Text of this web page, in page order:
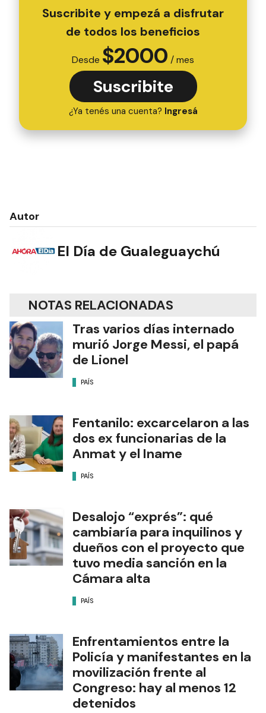
Suscribite y empezá a disfrutar
de todos los beneficios
Desde $2000 / mes
Suscribite
¿Ya tenés una cuenta? Ingresá
Autor
El Día de Gualeguaychú
NOTAS RELACIONADAS
Tras varios días internado
murió Jorge Messi, el papá
de Lionel
PAÍS
Fentanilo: excarcelaron a las
dos ex funcionarias de la
Anmat y el Iname
PAÍS
Desalojo “exprés”: qué
cambiaría para inquilinos y
dueños con el proyecto que
tuvo media sanción en la
Cámara alta
PAÍS
Enfrentamientos entre la
Policía y manifestantes en la
movilización frente al
Congreso: hay al menos 12
detenidos